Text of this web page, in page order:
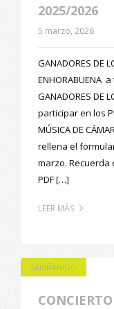
2025/2026
5 marzo, 2026
GANADORES DE
ENHORABUENA
GANADORES DE
participar en los
MÚSICA DE
rellena el
marzo. Recuerda
PDF […]
LEER MÁS
SABIÑANIGO